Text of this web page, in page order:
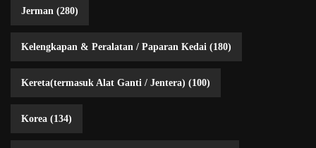
Jerman (280)
Kelengkapan & Peralatan / Paparan Kedai (180)
Kereta(termasuk Alat Ganti / Jentera) (100)
Korea (134)